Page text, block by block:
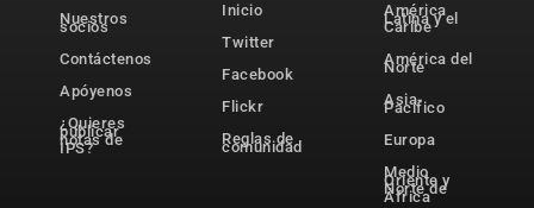
Nuestros
socios
Contáctenos
Apóyenos
¿Quieres
publicar
notas de
IPS?
Inicio
Twitter
Facebook
Flickr
Reglas de
comunidad
América
Latina y el
Caribe
América del
Norte
Asia-
Pacífico
Europa
Medio
Oriente y
Norte de
África